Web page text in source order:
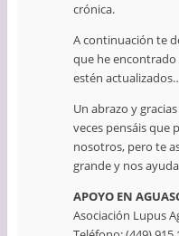
crónica.
A continuación te
que he encontrado
estén
Un abrazo y
veces pensáis que
nosotros, pero te
grande y nos
APOYO EN
Asociación Lupus